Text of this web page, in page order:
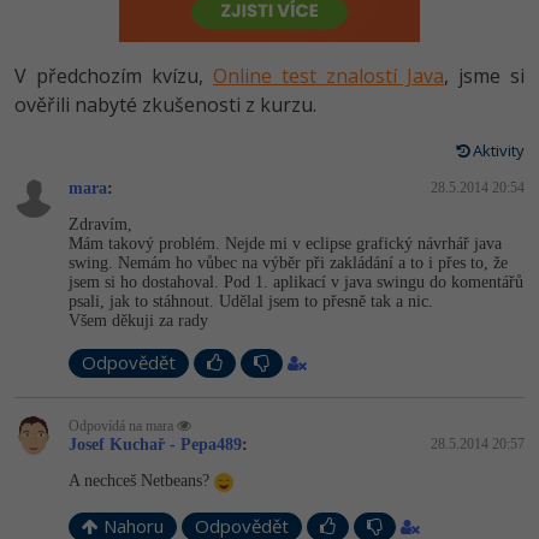
HTML5, CSS3, Bootstrap, SEO
SQL a databáze
React
Spring
ASP.NET MVC
Django
Best practices
PHP
JavaScript
HTML / CSS
UML a návrhové vzory
MySQL/MariaDB
SQLite
Vývojář mobilních aplikací
Specialista na AI a bigdata
Tester
Systémový administrátor
Grafik / UX/UI návrhář
Projektový manažer
Databázový analytik
-80%
JavaScript -80%
Swift -80%
Kotlin -80%
C -80%
VB.NET
SQL
Návrh SW -80%
V předchozím kvízu, Online test znalostí Java, jsme si
ověřili nabyté zkušenosti z kurzu.
Aktivity
mara: 28.5.2014 20:54
Zdravím,
Mám takový problém. Nejde mi v eclipse grafický návrhář java
swing. Nemám ho vůbec na výběr při zakládání a to i přes to, že
jsem si ho dostahoval. Pod 1. aplikací v java swingu do komentářů
psali, jak to stáhnout. Udělal jsem to přesně tak a nic.
Všem děkuji za rady
Odpovědět
Odpovídá na mara
Josef Kuchař - Pepa489: 28.5.2014 20:57
A nechceš Netbeans?
Nahoru Odpovědět